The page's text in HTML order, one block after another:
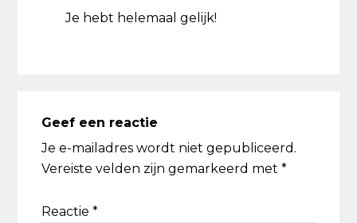
Je hebt helemaal gelijk!
Geef een reactie
Je e-mailadres wordt niet gepubliceerd.
Vereiste velden zijn gemarkeerd met*
Reactie*